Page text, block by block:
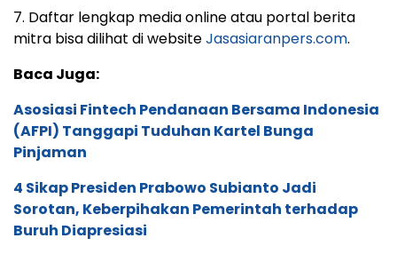
7. Daftar lengkap media online atau portal berita
mitra bisa dilihat di websiteJasasiaranpers.com.
Baca Juga:
Asosiasi Fintech Pendanaan Bersama Indonesia
(AFPI) Tanggapi Tuduhan Kartel Bunga
Pinjaman
4 Sikap Presiden Prabowo Subianto Jadi
Sorotan, Keberpihakan Pemerintah terhadap
Buruh Diapresiasi